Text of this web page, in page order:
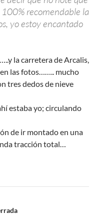
recomendable la
yo estoy encantado
la carretera de Arcalis,
las fotos…….. mucho
tres dedos de nieve
estaba yo; circulando
de ir montado en una
tracción total…